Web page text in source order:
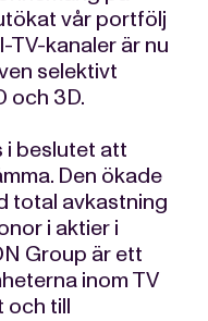
vår portfölj
kanaler är nu
selektivt
och 3D.
i beslutet att
Den ökade
total avkastning
i aktier i
Group är ett
inom TV
och till